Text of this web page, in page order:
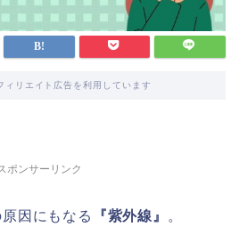
ィリエイト広告を利用しています
ポンサーリンク
因にもなる 『紫外線』 。